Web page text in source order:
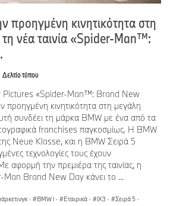
bmwgroup
προηγμένη κινητικότητα στη
νέα ταινία «Spider-Man™:
Δελτίο τύπου
Pictures «Spider-Man™: Brand New
προηγμένη κινητικότητα στη μεγάλη
συνδέει τη μάρκα BMW με ένα από τα
franchises παγκοσμίως. Η BMW
Neue Klasse, και η BMW Σειρά 5
τεχνολογίες τους έχουν
αφορμή την πρεμιέρα της ταινίας, η
Brand New Day κάνει το ...
· BMW i · Εταιρικά · iX3 · Σειρά 5 ·